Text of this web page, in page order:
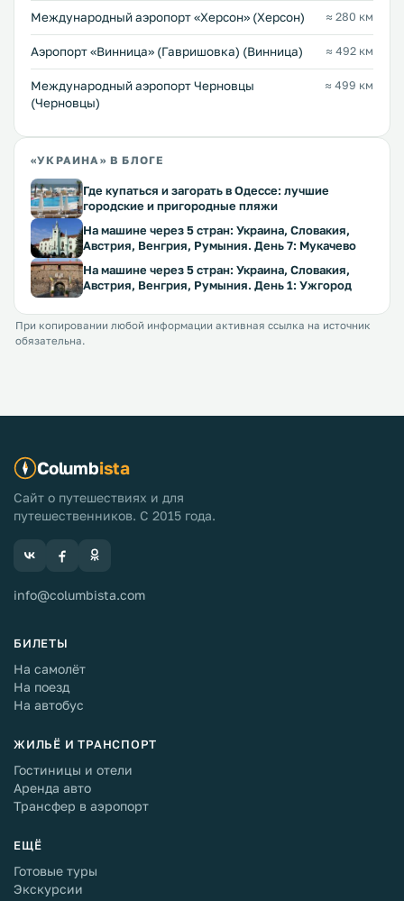
Международный аэропорт «Херсон» (Херсон) ≈ 280 км
Аэропорт «Винница» (Гавришовка) (Винница) ≈ 492 км
Международный аэропорт Черновцы
(Черновцы)
≈ 499 км
«УКРАИНА» В БЛОГЕ
Где купаться и загорать в Одессе: лучшие
городские и пригородные пляжи
На машине через 5 стран: Украина, Словакия,
Австрия, Венгрия, Румыния. День 7: Мукачево
На машине через 5 стран: Украина, Словакия,
Австрия, Венгрия, Румыния. День 1: Ужгород
При копировании любой информации активная ссылка на источник
обязательна.
Columbista
Сайт о путешествиях и для
путешественников. С 2015 года.
info@columbista.com
БИЛЕТЫ
На самолёт
На поезд
На автобус
ЖИЛЬЁ И ТРАНСПОРТ
Гостиницы и отели
Аренда авто
Трансфер в аэропорт
ЕЩЁ
Готовые туры
Экскурсии